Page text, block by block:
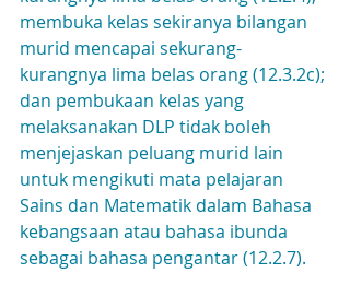
membuka kelas sekiranya bilangan
murid mencapai sekurang-
kurangnya lima belas orang (12.3.2c);
dan pembukaan kelas yang
melaksanakan DLP tidak boleh
menjejaskan peluang murid lain
untuk mengikuti mata pelajaran
Sains dan Matematik dalam Bahasa
kebangsaan atau bahasa ibunda
sebagai bahasa pengantar (12.2.7).